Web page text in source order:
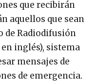
que recibirán
aquellos que sean
de Radiodifusión
en inglés), sistema
mensajes de
de emergencia.